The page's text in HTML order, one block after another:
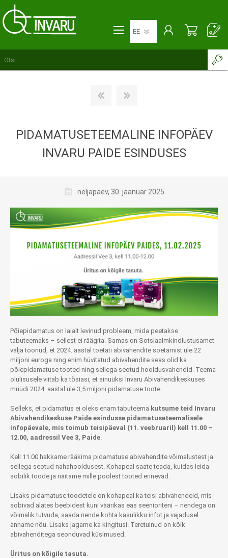
PIDAMATUSETEEMALINE INFOPÄEV
INVARU PAIDE ESINDUSES
neljapäev, 30. jaanuar 2025
Põiepidamatus on laialt levinud probleem, mida peetakse
tabuteemaks – sellest ei räägita. Samas on Sotsiaalmkindlustusamet
välja toonud, et 2024. aastal toetati abivahendite soetamist üle 22
miljoni euroga ning enim hüvitatud abivahendite seas olid ka
põiepidamatuse tooted ning sellega seotud hooldusvahendid. Teema
olulisusele viitab ka tõsiasi, et ainuüksi Invaru Abivahendikeskuses
müüdi 2024. aastal üle 3,5 miljoni pidamatuse toote.
Selleks, et pidamatus ei oleks enam tabuteema kutsume teid Invaru
Abivahendikeskuse Paide esindusse pidamatuseteemalisele
infopäevale, mis toimub teisipäeval (11. veebruaril) kell 11.00 –
12.00, aadressil Vee 3, Paide.
Kell 11.00 hakkame rääkima pidamatuse abivahendite võimalustest ja
sellega seotud nahahooldusest. Kohapeal saate teada, kuidas leida
sobilik toode ja näitame mille poolest tooted erinevad.
Lisaks pidamatuse toodetele on kohapeal ka teisi abivahendeid, mis
sobivad alates beebidest kuni väärikas eas seenioriteni – nendega on
võimalik tutvuda, saada nende kohta kasulikku infot ja vajadusel
anname nõu. Lisaks jagame ka kingitusi. Teretulnud on kõik
abivahenditega seonduvad küsimused.
Üritus on kõigile tasuta.